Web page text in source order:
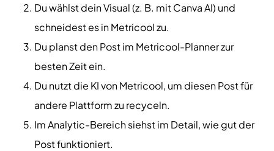
Du wählst dein Visual (z. B. mit Canva AI) und
schneidest es in Metricool zu.
Du planst den Post im Metricool-Planner zur
besten Zeit ein.
Du nutzt die KI von Metricool, um diesen Post für
andere Plattform zu recyceln.
Im Analytic-Bereich siehst im Detail, wie gut der
Post funktioniert.